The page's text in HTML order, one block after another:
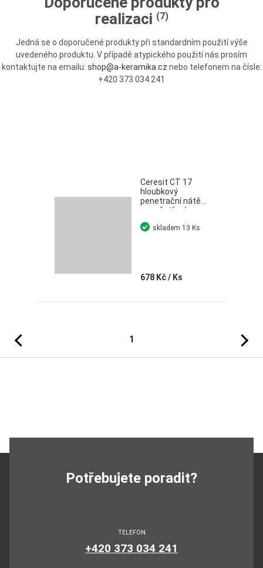
realizaci (7)
Jedná se o doporučené produkty při standardním použití výše
uvedeného produktu. V případě atypického použití nás prosím
kontaktujte na emailu: shop@a-keramika.cz nebo telefonem na čísle:
+420 373 034 241
Ceresit CT 17
hloubkový
penetrační nátěr
pro ošetření
savých podkladů
5 l
678 Kč/ Ks
skladem 13 Ks
Předchozí 1
Potřebujete poradit?
TELEFON
+420 373 034 241